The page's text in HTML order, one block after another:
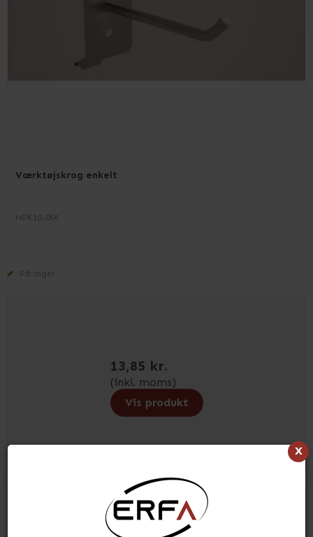
x
Værktøjskrog enkelt
HPK10-05K
På lager
13,85 kr.
(inkl. moms)
Vis produkt